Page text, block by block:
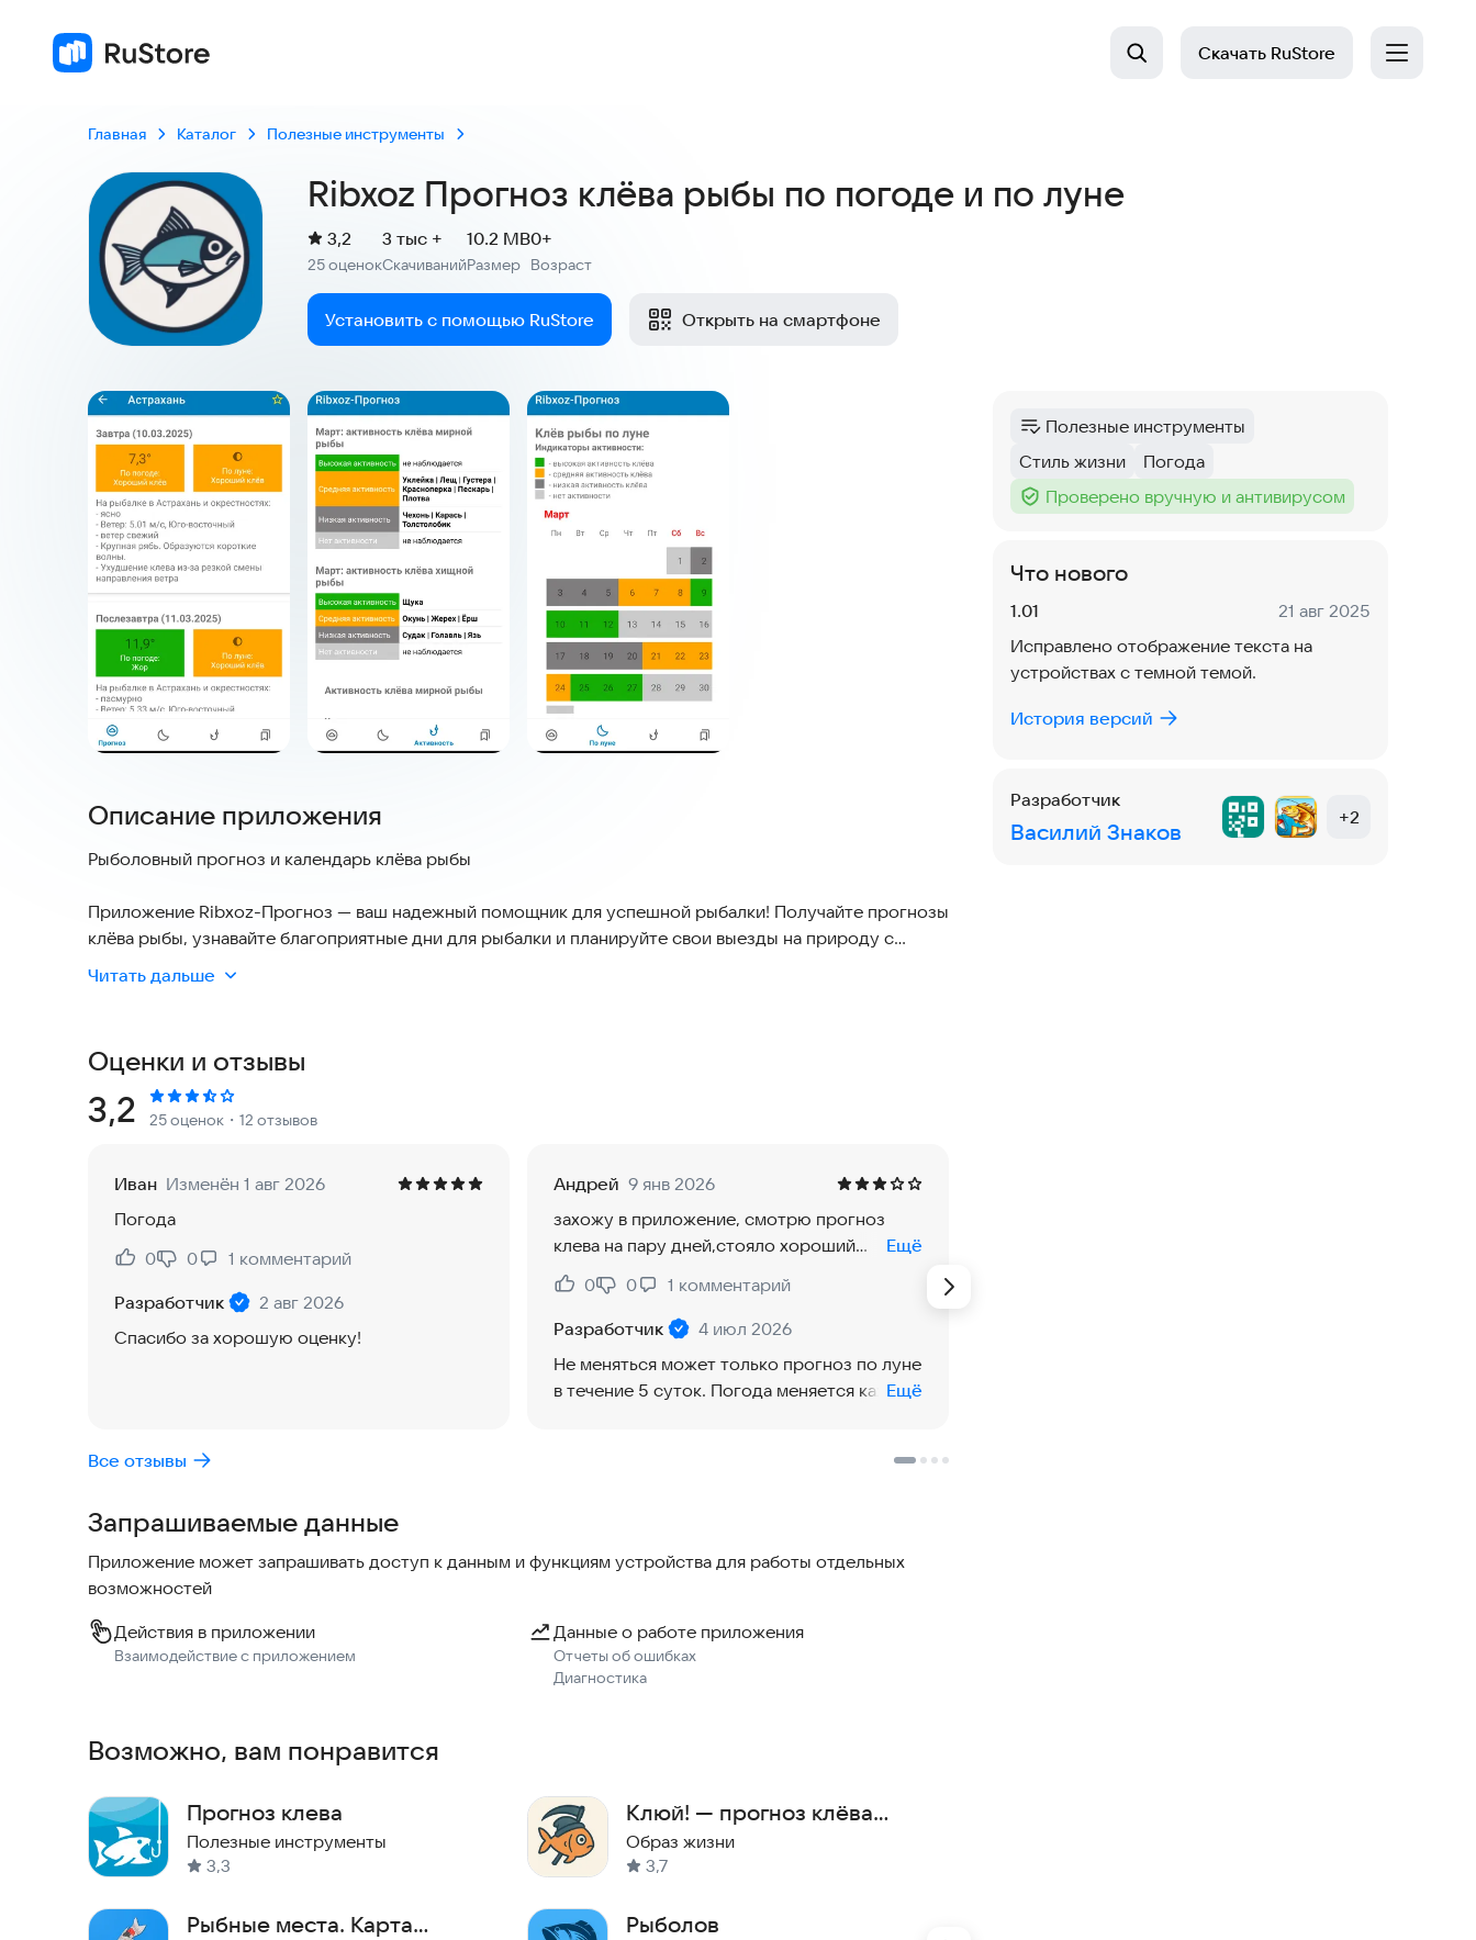
Скачать RuStore
Главная Каталог Полезные инструменты
Ribxoz Прогноз клёва рыбы по погоде и по луне
Рейтинг:
3,2
25 оценокСкачиваний
3 тыс +
Размер
10.2 MB
Возраст
0+
Установить с помощью RuStore Открыть на смартфоне
Скриншоты
Описание приложения
Рыболовный прогноз и календарь клёва рыбы
Приложение Ribxoz-Прогноз — ваш надежный помощник для успешной рыбалки! Получайте прогнозы
клёва рыбы, узнавайте благоприятные дни для рыбалки и планируйте свои выезды на природу с
максимальной эффективностью. Независимо от того, вы опытный рыболов или новичок, наше
приложение поможет вам сделать каждую рыбалку незабываемой!
• Прогноз клёва рыбы: Узнавайте прогноз клёва на 5 дней с подробной информацией о погоде, ветре,
давлении и активности рыбы.
• Лунный календарь: Планируйте рыбалку с учетом лунных фаз, которые влияют на активность рыбы.
• Календарь активности рыбы: Получайте информацию о лучших днях для ловли мирной и хищной
рыбы в текущем месяце.
• Избранные города: Сохраняйте свои любимые места для быстрого доступа к прогнозам.
• Подробная информация о регионах и городах: Выбирайте регион и город, чтобы получить
данных.
• Простота использования: Удобный и интуитивно понятный интерфейс делает использование
приложения легким и приятным.
• Бесплатно: Все основные функции доступны бесплатно, без скрытых платежей.
• Узнавайте, как фазы луны влияют на клёв рыбы.
• Получайте рекомендации по лучшим дням для ловли мирной и хищной рыбы.
Для любого региона
• Прогнозы доступны для множества регионов и городов России.
Читать дальше
Оценки и отзывы
Рейтинг:
3,2 25 оценок ・12 отзывов
Иван Изменён 1 авг 2026
Погода
Нравится:
0
Не нравится:
0 1 комментарий
Разработчик
2 авг 2026
Спасибо за хорошую оценку!
Андрей 9 янв 2026
захожу в приложение, смотрю прогноз
клева на пару дней,стояло хороший
клев,жор,перед рыбалкой посмотрел уже
стоит нет клева, да и погода не всегда
совпадает
Ещё
Нравится:
0
Не нравится:
0 1 комментарий
Разработчик
4 июл 2026
Не меняться может только прогноз по луне
в течение 5 суток. Погода меняется каждый
Ещё
Все отзывы
Запрашиваемые данные
Приложение может запрашивать доступ к данным и функциям устройства для работы отдельных
возможностей
Действия в приложении
Взаимодействие с приложением
Данные о работе приложения
Отчеты об ошибках
Диагностика
Возможно, вам понравится
Прогноз клева
Полезные инструменты
3,3
Рыбные места. Карта
Клюй! — прогноз клёва
рыбы
Образ жизни
3,7
Рыболов
Категория:
Полезные инструменты
Тег:
Стиль жизни
Тег:
Погода
Тег :
Проверено вручную и антивирусом
Что нового
Версия:
1.01 Дата:
21 авг 2025
Исправлено отображение текста на
устройствах с темной темой.
История версий
Разработчик
Василий Знаков
+2